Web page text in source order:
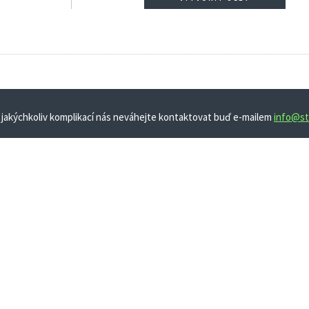
jakýchkoliv komplikací nás neváhejte kontaktovat buď e-mailem